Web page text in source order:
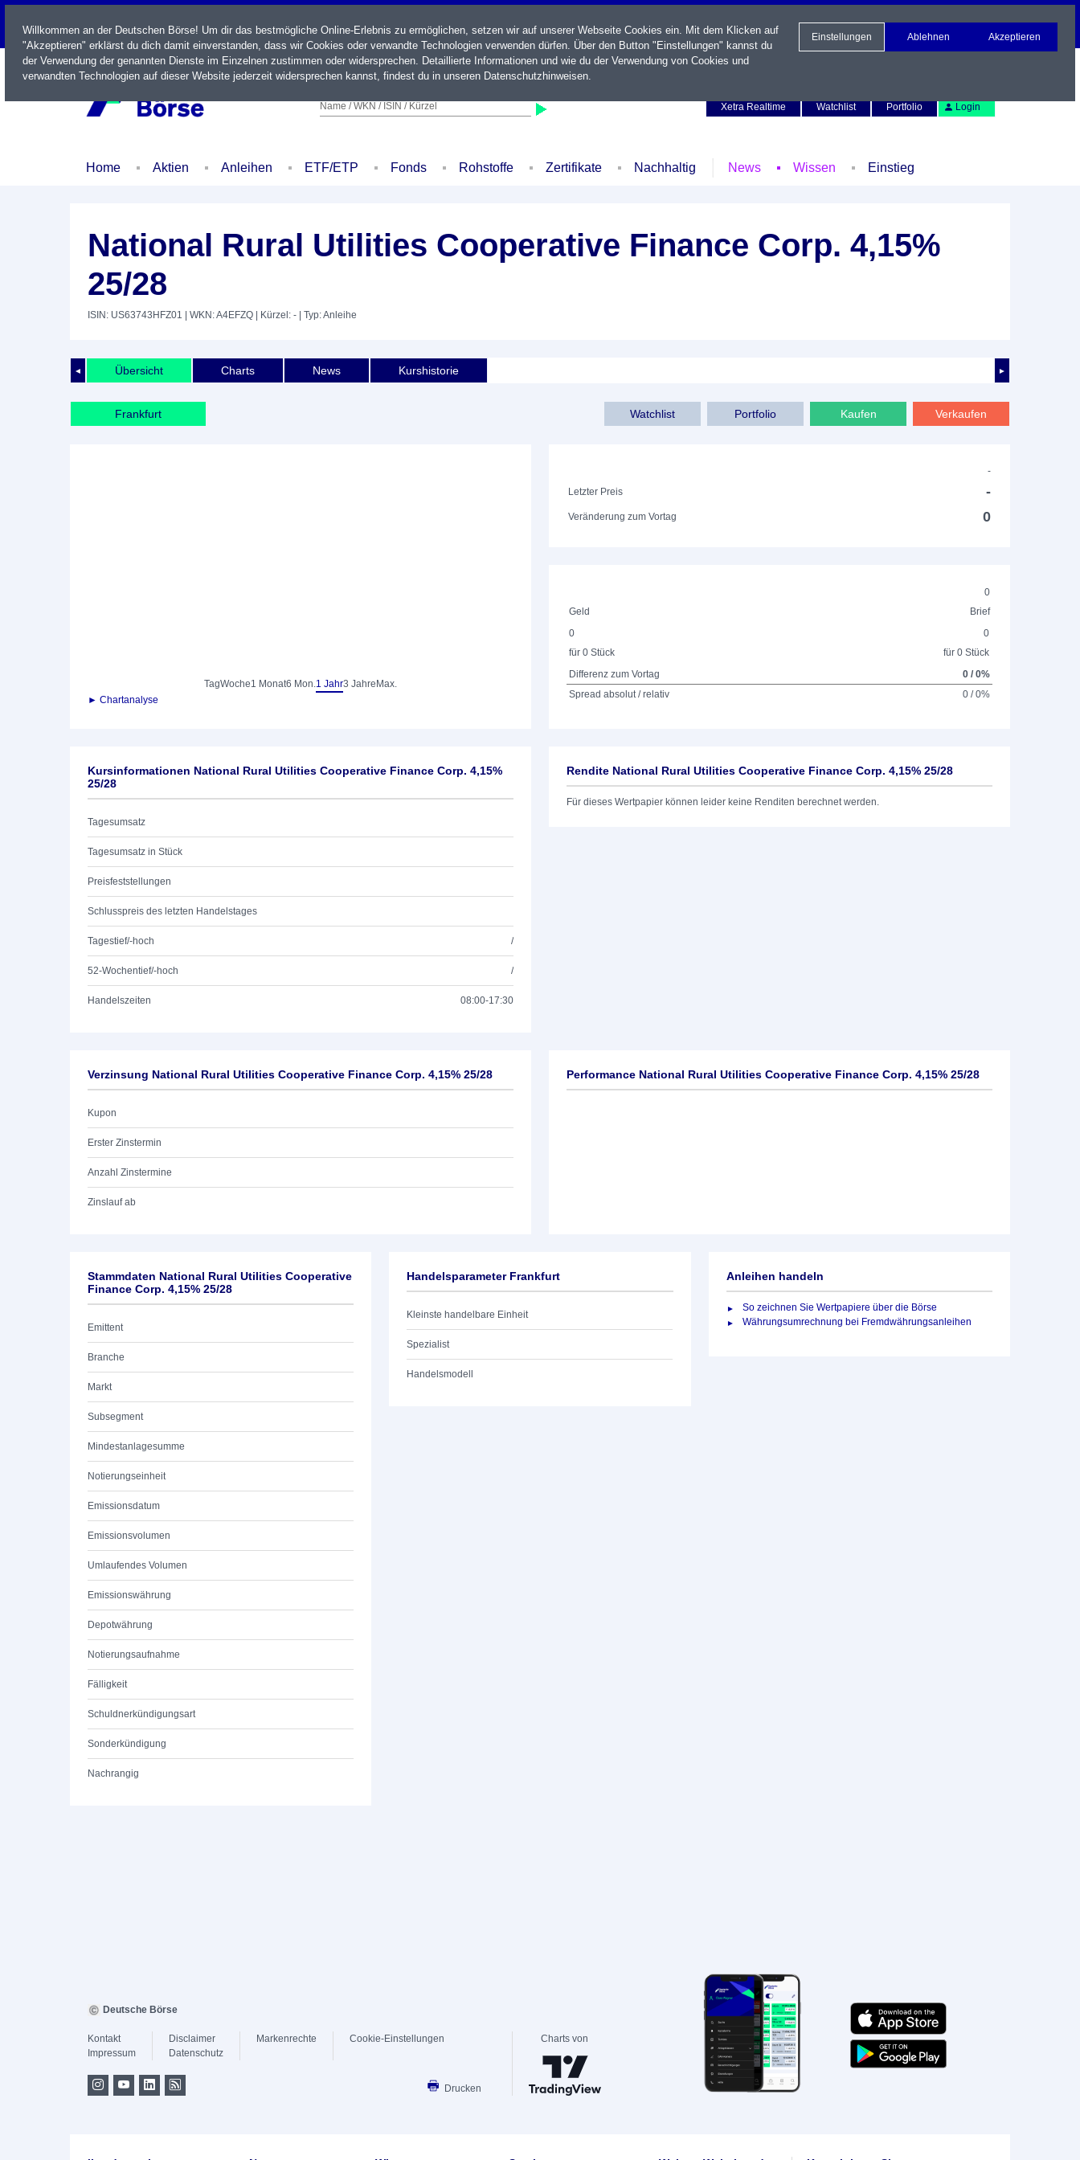
LIVE
Name / WKN / ISIN / Kürzel
Xetra Realtime
Watchlist Portfolio Login
Home Aktien Anleihen ETF/ETP Fonds Rohstoffe Zertifikate Nachhaltig News Wissen Einstieg
National Rural Utilities Cooperative Finance Corp. 4,15%
25/28
ISIN: US63743HFZ01 | WKN: A4EFZQ | Kürzel: - | Typ: Anleihe
◄ ►
Übersicht Charts News Kurshistorie
Frankfurt Verkaufen
Kaufen
Portfolio
Watchlist
TagWoche1 Monat6 Mon.1 Jahr3 Jahre Max.
► Chartanalyse
-
Letzter Preis
-
Veränderung zum Vortag 0
0
Geld
Brief
0
für 0 Stück
0
für 0 Stück
Differenz zum Vortag
0 / 0%
Spread absolut / relativ
0 / 0%
Kursinformationen National Rural Utilities Cooperative Finance Corp. 4,15%
25/28
Tagesumsatz
Tagesumsatz in Stück
Preisfeststellungen
Schlusspreis des letzten Handelstages
Tagestief/-hoch /
52-Wochentief/-hoch /
Handelszeiten 08:00-17:30
Rendite National Rural Utilities Cooperative Finance Corp. 4,15% 25/28
Für dieses Wertpapier können leider keine Renditen berechnet werden.
Verzinsung National Rural Utilities Cooperative Finance Corp. 4,15% 25/28
Kupon
Erster Zinstermin
Anzahl Zinstermine
Zinslauf ab
Performance National Rural Utilities Cooperative Finance Corp. 4,15% 25/28
Stammdaten National Rural Utilities Cooperative
Finance Corp. 4,15% 25/28
Emittent
Branche
Markt
Subsegment
Mindestanlagesumme
Notierungseinheit
Emissionsdatum
Emissionsvolumen
Umlaufendes Volumen
Emissionswährung
Depotwährung
Notierungsaufnahme
Fälligkeit
Schuldnerkündigungsart
Sonderkündigung
Nachrangig
Handelsparameter Frankfurt
Kleinste handelbare Einheit
Spezialist
Handelsmodell
Anleihen handeln
So zeichnen Sie Wertpapiere über die Börse
Währungsumrechnung bei Fremdwährungsanleihen
Willkommen an der Deutschen Börse! Um dir das bestmögliche Online-Erlebnis zu ermöglichen, setzen wir auf unserer Webseite Cookies ein. Mit dem Klicken auf
"Akzeptieren" erklärst du dich damit einverstanden, dass wir Cookies oder verwandte Technologien verwenden dürfen. Über den Button "Einstellungen" kannst du
der Verwendung der genannten Dienste im Einzelnen zustimmen oder widersprechen. Detaillierte Informationen und wie du der Verwendung von Cookies und
verwandten Technologien auf dieser Website jederzeit widersprechen kannst, findest du in unseren Datenschutzhinweisen.
Einstellungen Ablehnen Akzeptieren
Deutsche Börse
Kontakt
Impressum
Disclaimer
Datenschutz
Markenrechte Cookie-Einstellungen
Drucken
Charts von